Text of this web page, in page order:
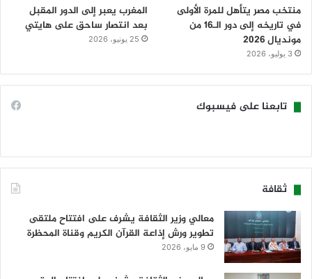
منتخب مصر يتأهل للمرة الأولى
في تاريخه إلى دور الـ16 من
مونديال 2026
3 يوليو، 2026
المغرب يعبر إلى الدور المقبل
بعد انتصار ساحق على هايتي
25 يونيو، 2026
تابعنا على فيسبوك
ثقافة
معالي وزير الثقافة يشرف على افتتاح ملتقى
تطوير ورش إذاعة القرآن الكريم وقناة المحظرة
9 مايو، 2026